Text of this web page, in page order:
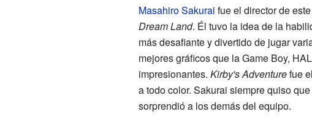
Masahiro Sakurai fue el director de
Dream Land. Él tuvo la idea de la
más desafiante y divertido de jugar
mejores gráficos que la Game Boy,
impresionantes. Kirby's Adventurefue
a todo color. Sakurai siempre quiso
sorprendió a los demás del equipo.